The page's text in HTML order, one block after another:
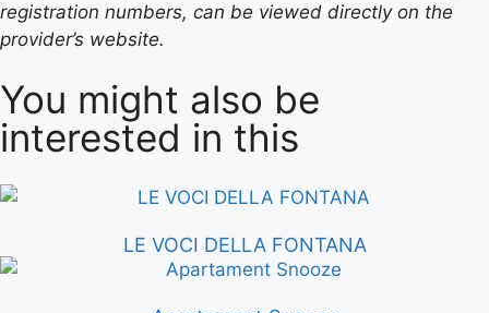
registration numbers, can be viewed directly on the
provider’s website.
You might also be
interested in this
LE VOCI DELLA FONTANA